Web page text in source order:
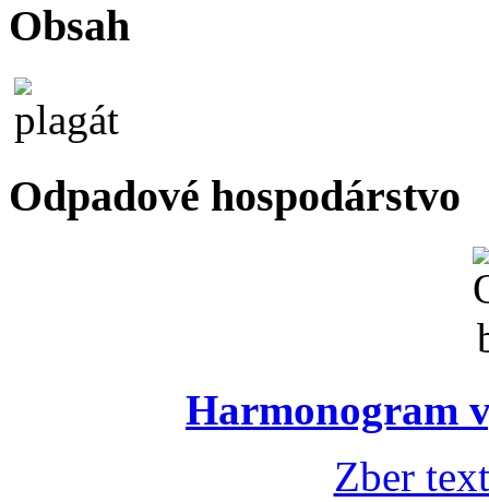
Obsah
Odpadové hospodárstvo
Harmonogram
Zber